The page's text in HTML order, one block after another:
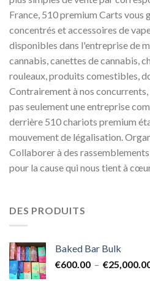
France, 510 premium Carts vous
concentrés et accessoires de
disponibles dans l'entreprise de
cannabis, canettes de cannabis,
rouleaux, produits comestibles,
Contrairement à nos
pas seulement une entreprise
derrière 510 chariots premium
mouvement de légalisation.
Collaborer à des
pour la cause qui nous tient à
DES PRODUITS
Baked Bar Bulk
€600.00 – €